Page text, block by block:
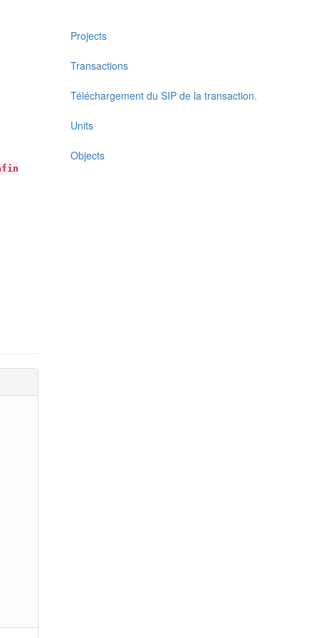
Projects
Transactions
Téléchargement du SIP de la transaction.
Units
Objects